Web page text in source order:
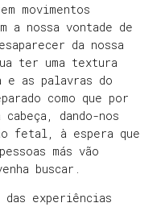
movimentos
a nossa vontade de
da nossa
ter uma textura
e as palavras do
como que por
cabeça, dando-nos
fetal, à espera que
más vão
buscar.
experiências